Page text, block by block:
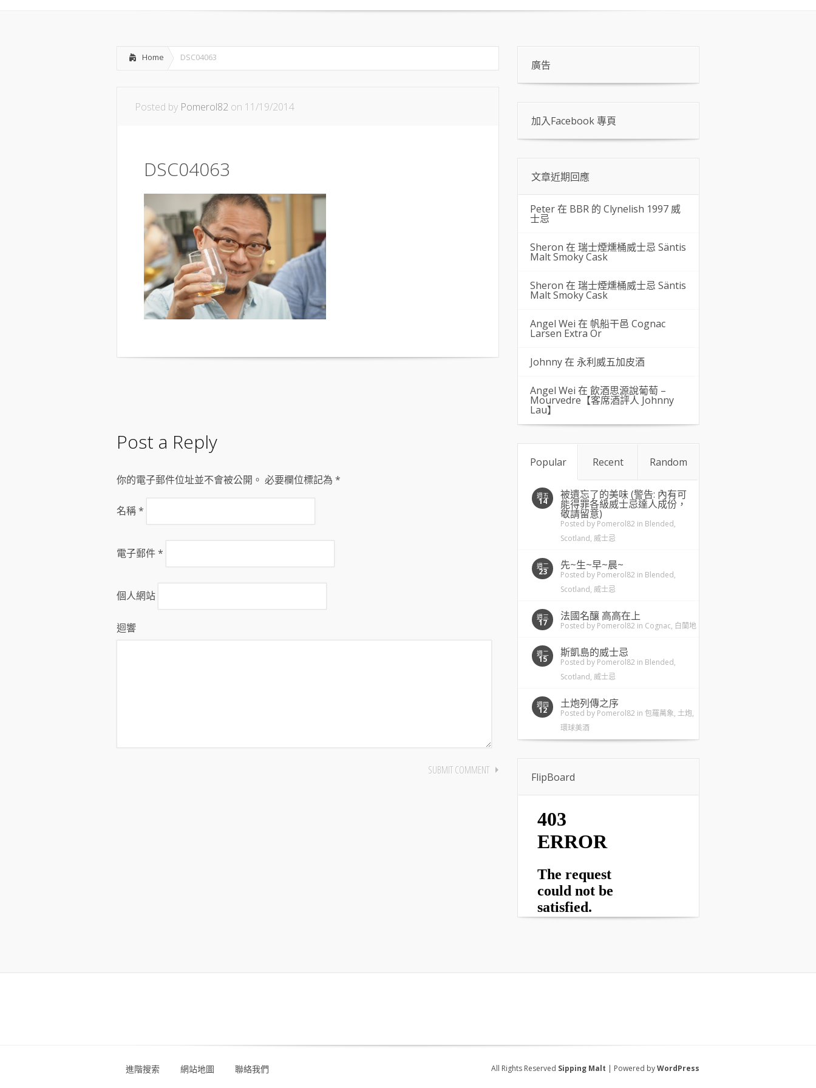
Home DSC04063
Posted by Pomerol82 on 11/19/2014
DSC04063
Post a Reply
你的電子郵件位址並不會被公開。 必要欄位標記為 *
名稱*
電子郵件*
個人網站
迴響
廣告
加入Facebook 專頁
文章近期回應
Peter 在 BBR 的 Clynelish 1997 威
士忌
Sheron 在 瑞士煙燻桶威士忌 Säntis
Malt Smoky Cask
Sheron 在 瑞士煙燻桶威士忌 Säntis
Malt Smoky Cask
Angel Wei 在 帆船干邑 Cognac
Larsen Extra Or
Johnny 在 永利威五加皮酒
Angel Wei 在 飲酒思源說葡萄 –
Mourvedre【客席酒評人 Johnny
Lau】
Popular Recent Random
週五
14
被遺忘了的美味 (警告: 內有可
能得罪各級威士忌達人成份，
敬請留意)
Posted by Pomerol82 in Blended,
Scotland, 威士忌
週二
23
先~生~早~晨~
Posted by Pomerol82 in Blended,
Scotland, 威士忌
週三
17
法國名釀 高高在上
Posted by Pomerol82 in Cognac, 白蘭地
週二
15
斯凱島的威士忌
Posted by Pomerol82 in Blended,
Scotland, 威士忌
週四
12
土炮列傳之序
Posted by Pomerol82 in 包羅萬象, 土炮,
環球美酒
FlipBoard
進階搜索 網站地圖 聯絡我們 All Rights Reserved Sipping Malt | Powered byWordPress